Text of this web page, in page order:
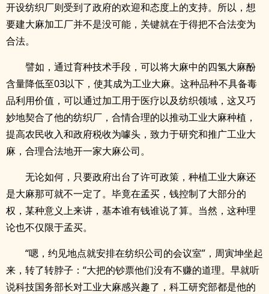
开设纺织厂则受到了政府的欢迎和态度上的支持。所以，想
要建大麻加工厂并不是没可能，关键就在于得把不合法变为
合法。
譬如，通过育种技术手段，可以将大麻中的四氢大麻酚
含量降低至03以下，使其成为工业大麻。这种品种不具备毒
品利用价值，可以通过加工用于医疗以及纺织领域，这又巧
妙地契合了他的纺织厂，合情合理的以推动工业大麻种植，
提高农民收入和政府税收为噱头，致力于研究和推广工业大
麻，合理合法地开一家大麻公司。
无论如何，只要政府出台了许可政策，种植工业大麻还
是大麻那可就不一定了。毕竟在孟买，钱控制了大部分的
权，某种意义上来讲，基本谁有钱谁说了算。当然，这种理
论也不仅限于孟买。
“嗯，约见地点就安排在纺织公司的会议室”，周寅坤坐起
来，转了转脖子：“大把的钞票他们没有不赚的道理。早就听
说科技国务部长对工业大麻感兴趣了，科工研究部都是他的